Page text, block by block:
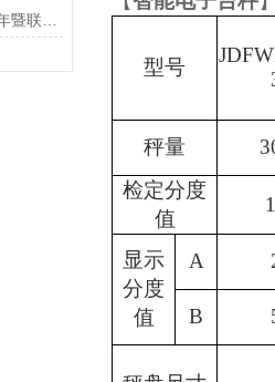
型号
秤量
检定分度
值
显示
分度
值
A
B